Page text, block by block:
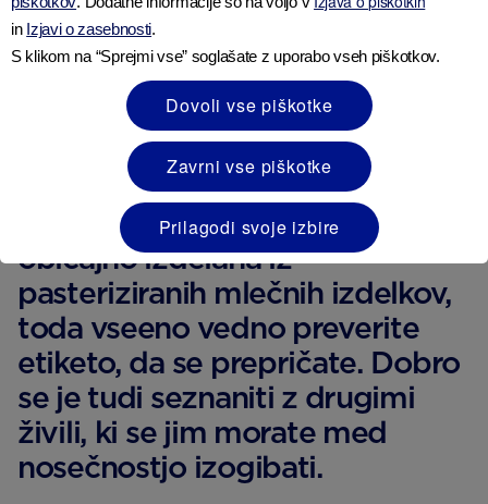
Nepasterizirano mleko,
sir ali jogurt.
Živila, kupljena v trgovini, so
običajno izdelana iz
pasteriziranih mlečnih izdelkov,
toda vseeno vedno preverite
etiketo, da se prepričate. Dobro
se je tudi seznaniti z drugimi
živili, ki se jim morate med
nosečnostjo izogibati.
in Izjavi o zasebnosti.
S klikom na “Sprejmi vse” soglašate z uporabo vseh piškotkov.
Dovoli vse piškotke
Zavrni vse piškotke
Prilagodi svoje izbire